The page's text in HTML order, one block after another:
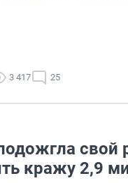
3 417 25
свой
кражу 2,9